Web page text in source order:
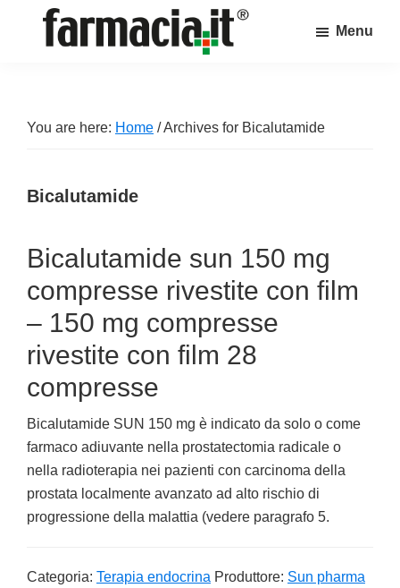
sul
farmacia
Menu
You are here: Home /Archives for Bicalutamide
Bicalutamide
Bicalutamide sun 150 mg
compresse rivestite con film
– 150 mg compresse
rivestite con film 28
compresse
Bicalutamide SUN 150 mg è indicato da solo o come
farmaco adiuvante nella prostatectomia radicale o
nella radioterapia nei pazienti con carcinoma della
prostata localmente avanzato ad alto rischio di
progressione della malattia (vedere paragrafo 5.
Categoria: Terapia endocrina Produttore: Sun pharma